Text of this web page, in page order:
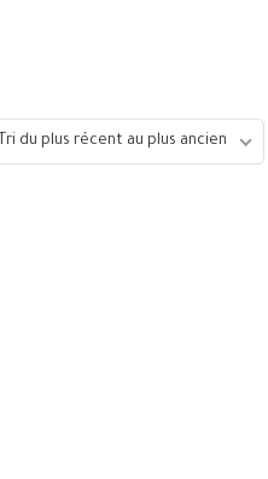
Tri du plus récent au plus ancien